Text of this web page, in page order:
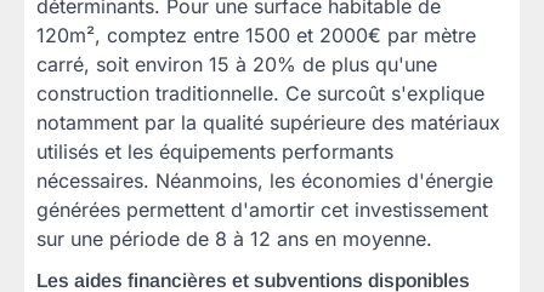
déterminants. Pour une surface habitable de
120m², comptez entre 1500 et 2000€ par mètre
carré, soit environ 15 à 20% de plus qu'une
construction traditionnelle. Ce surcoût s'explique
notamment par la qualité supérieure des matériaux
utilisés et les équipements performants
nécessaires. Néanmoins, les économies d'énergie
générées permettent d'amortir cet investissement
sur une période de 8 à 12 ans en moyenne.
Les aides financières et subventions disponibles